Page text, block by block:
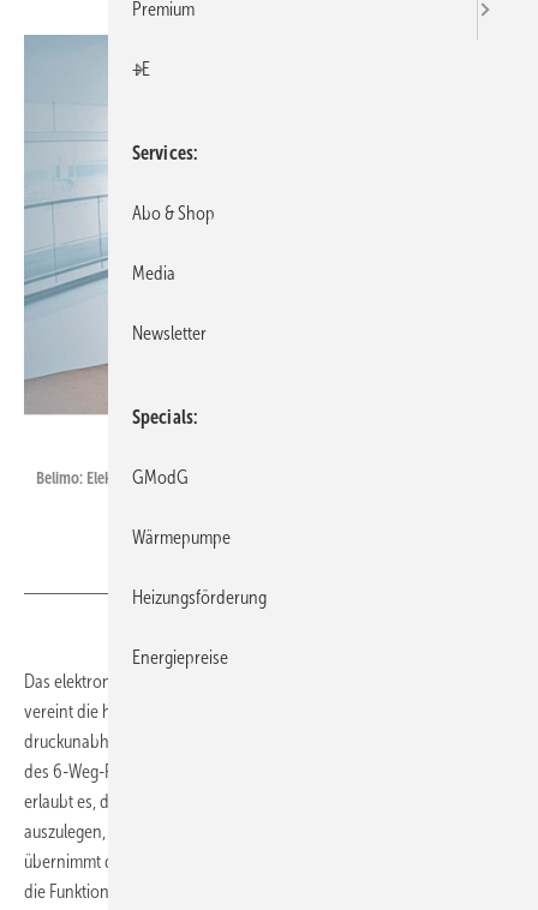
Belimo: Elektronisch druckunabhängiges 6-Weg-Zonenventil.
Das elektronisch druckunabhängige 6-Weg-Zonenventil von Belimo
vereint die hohe Planungssicherheit und Effizienz des elektronisch
druckunabhängigen Ventils EPIV mit der Installationsfreundlichkeit
des 6-Weg-Regelkugelhahns. Die elektronische Druckunabhängigkeit
erlaubt es, das Ventil einfach nach dem benötigten Volumenstrom
auszulegen, die Berechnung des kv-Werts entfällt. Installiert
übernimmt das elektronisch druckunabhängige 6-Weg-Zonenventil
die Funktion von bis zu vier Durchgangsventilen. Es müssen keine
Premium
+E
Services
Abo & Shop
Media
Newsletter
Specials
GModG
Wärmepumpe
Heizungsförderung
Energiepreise